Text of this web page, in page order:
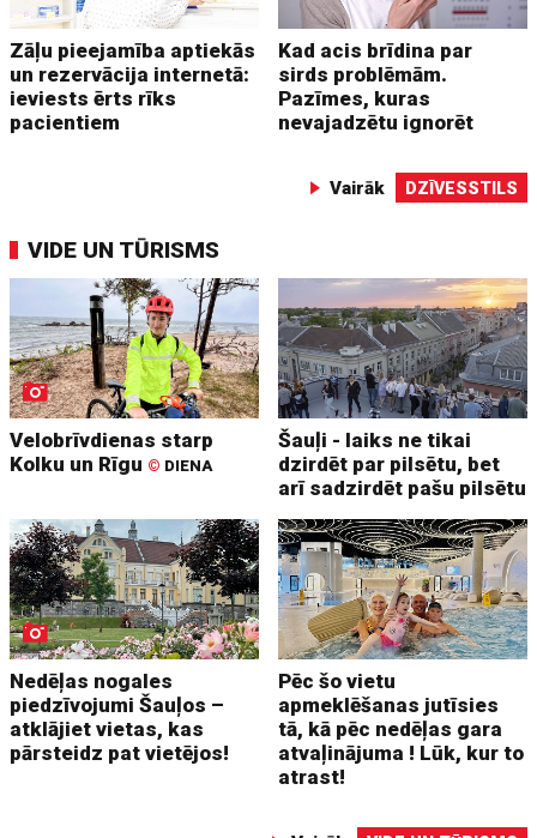
Zāļu pieejamība aptiekās
un rezervācija internetā:
ieviests ērts rīks
pacientiem
Kad acis brīdina par
sirds problēmām.
Pazīmes, kuras
nevajadzētu ignorēt
Vairāk DZĪVESSTILS
VIDE UN TŪRISMS
Velobrīvdienas starp
Kolku un Rīgu © DIENA
Šauļi - laiks ne tikai
dzirdēt par pilsētu, bet
arī sadzirdēt pašu pilsētu
Nedēļas nogales
piedzīvojumi Šauļos –
atklājiet vietas, kas
pārsteidz pat vietējos!
Pēc šo vietu
apmeklēšanas jutīsies
tā, kā pēc nedēļas gara
atvaļinājuma ! Lūk, kur to
atrast!